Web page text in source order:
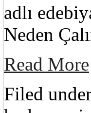
adlı
Neden
Read More
Filed